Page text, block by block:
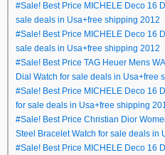
#Sale! Best Price MICHELE Deco 16
sale deals in Usa+free shipping 2012
#Sale! Best Price MICHELE Deco 16
sale deals in Usa+free shipping 2012
#Sale! Best Price TAG Heuer Mens
Dial Watch for sale deals in Usa+free
#Sale! Best Price MICHELE Deco 16
for sale deals in Usa+free shipping
#Sale! Best Price Christian Dior
Steel Bracelet Watch for sale deals in
#Sale! Best Price MICHELE Deco 16